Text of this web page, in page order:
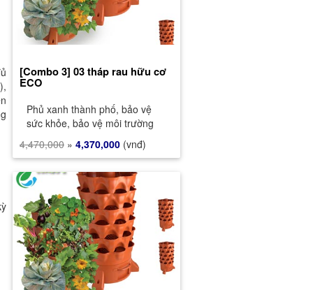
[Combo 3] 03 tháp rau hữu cơ
ECO
Phủ xanh thành phố, bảo vệ
sức khỏe, bảo vệ môi trường
4,470,000 » 4,370,000 (vnđ)